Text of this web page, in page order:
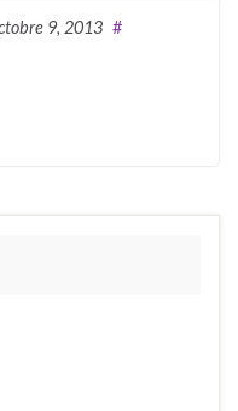
9, 2013 #